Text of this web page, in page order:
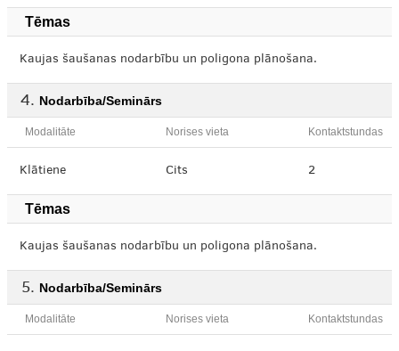
Tēmas
Kaujas šaušanas nodarbību un poligona plānošana.
Nodarbība/Seminārs
Modalitāte Norises vieta Kontaktstundas
Klātiene Cits 2
Tēmas
Kaujas šaušanas nodarbību un poligona plānošana.
Nodarbība/Seminārs
Modalitāte Norises vieta Kontaktstundas